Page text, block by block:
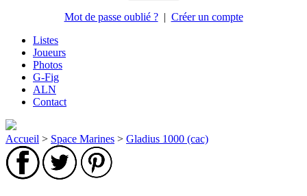
Mot de passe oublié ?| Créer un compte
Listes
Joueurs
Photos
G-Fig
ALN
Contact
Accueil > Space Marines > Gladius 1000 (cac)